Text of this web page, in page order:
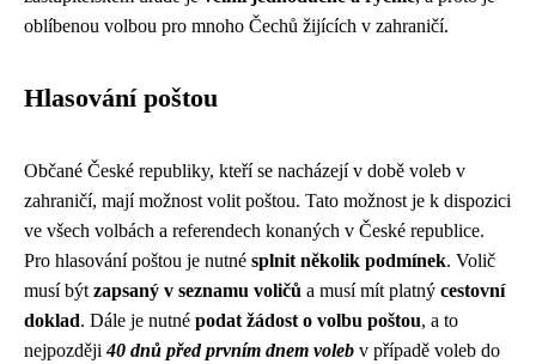
oblíbenou volbou pro mnoho Čechů žijících v zahraničí.
Hlasování poštou
Občané České republiky, kteří se nacházejí v době voleb v
zahraničí, mají možnost volit poštou. Tato možnost je k dispozici
ve všech volbách a referendech konaných v České republice.
Pro hlasování poštou je nutné splnit několik podmínek. Volič
musí býtzapsaný v seznamu voličů a musí mít platný cestovní
doklad. Dále je nutné podat žádost o volbu poštou, a to
nejpozději40 dnů před prvním dnem voleb v případě voleb do